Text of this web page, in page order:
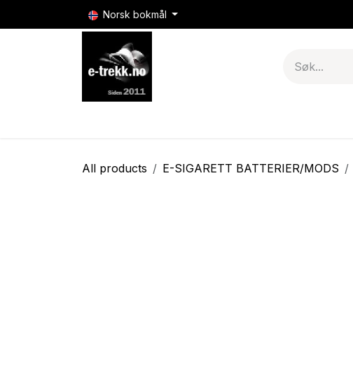
Norsk bokmål
All products E-SIGARETT BATTERIER/MODS